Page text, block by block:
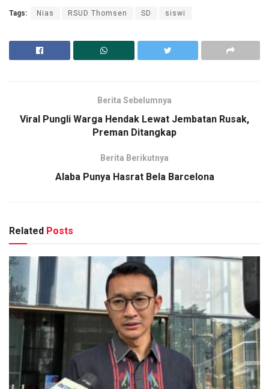
Tags: Nias RSUD Thomsen SD siswi
Berita Sebelumnya
Viral Pungli Warga Hendak Lewat Jembatan Rusak,
Preman Ditangkap
Berita Berikutnya
Alaba Punya Hasrat Bela Barcelona
Related Posts